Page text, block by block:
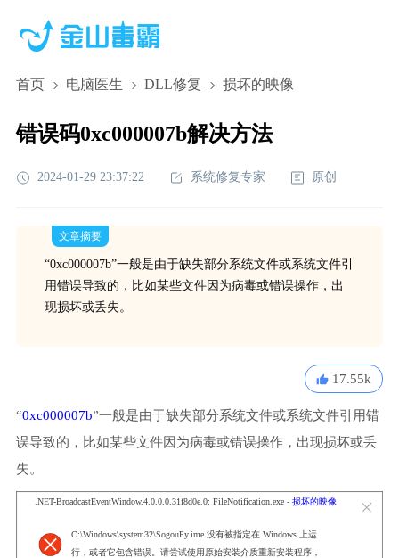
首页 电脑医生 DLL修复 损坏的映像
错误码0xc000007b解决方法
2024-01-29 23:37:22 系统修复专家 原创
文章摘要
“0xc000007b”一般是由于缺失部分系统文件或系统文件引
用错误导致的，比如某些文件因为病毒或错误操作，出
现损坏或丢失。
17.55k
“0xc000007b”一般是由于缺失部分系统文件或系统文件引用错
误导致的，比如某些文件因为病毒或错误操作，出现损坏或丢
失。
.NET-BroadcastEventWindow.4.0.0.0.31f8d0e.0: FileNotification.exe - 损坏的映像
C:\Windows\system32\SogouPy.ime 没有被指定在 Windows 上运
行，或者它包含错误。请尝试使用原始安装介质重新安装程序，